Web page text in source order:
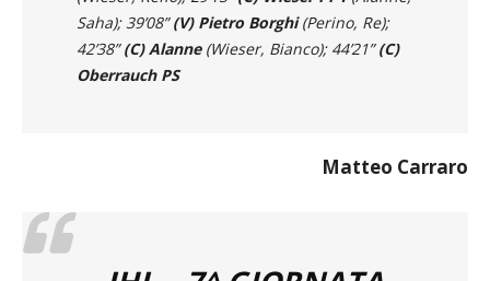
(Wieser, Reffo); 29’13”(C) Wieser PP1(Alanne,
Saha); 39’08”(V) Pietro Borghi(Perino, Re);
42’38”(C) Alanne